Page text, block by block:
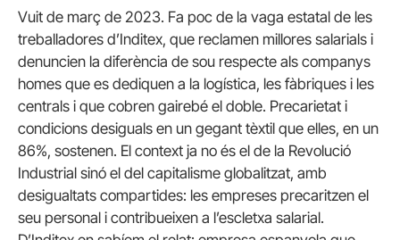
Vuit de març de 2023. Fa poc de la vaga estatal de les
treballadores d’Inditex, que reclamen millores salarials i
denuncien la diferència de sou respecte als companys
homes que es dediquen a la logística, les fàbriques i les
centrals i que cobren gairebé el doble. Precarietat i
condicions desiguals en un gegant tèxtil que elles, en un
86%, sostenen. El context ja no és el de la Revolució
Industrial sinó el del capitalisme globalitzat, amb
desigualtats compartides: les empreses precaritzen el
seu personal i contribueixen a l’escletxa salarial.